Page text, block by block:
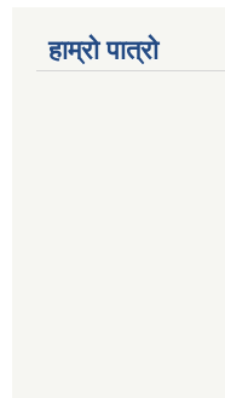
हाम्रो पात्रो